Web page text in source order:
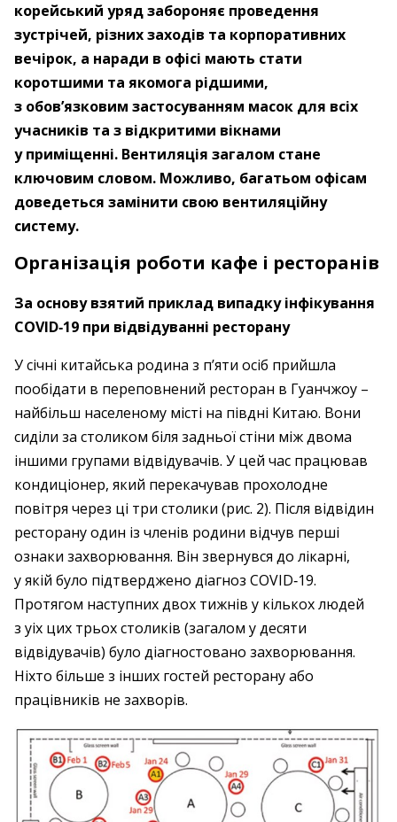
корейський уряд забороняє проведення
зустрічей, різних заходів та корпоративних
вечірок, а наради в офісі мають стати
коротшими та якомога рідшими,
з обов’язковим застосуванням масок для всіх
учасників та з відкритими вікнами
у приміщенні. Вентиляція загалом стане
ключовим словом. Можливо, багатьом офісам
доведеться замінити свою вентиляційну
систему.
Організація роботи кафе і ресторанів
За основу взятий приклад випадку інфікування
COVID‑19 при відвідуванні ресторану
У січні китайська родина з п’яти осіб прийшла
пообідати в переповнений ресторан в Гуанчжоу – ​
найбільш населеному місті на півдні Китаю. Вони
сиділи за столиком біля задньої стіни між двома
іншими групами відвідувачів. У цей час працював
кондиціонер, який перекачував прохолодне
повітря через ці три столики (рис. 2). Після відвідин
ресторану один із членів родини відчув перші
ознаки захворювання. Він звернувся до лікарні,
у якій було підтверджено діагноз COVID‑19.
Протягом наступних двох тижнів у кількох людей
з уіх цих трьох столиків (загалом у десяти
відвідувачів) було діагностовано захворювання.
Ніхто більше з інших гостей ресторану або
працівників не захворів.